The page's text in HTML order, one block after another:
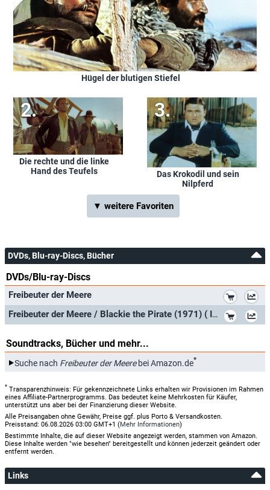
Hügel der blutigen Stiefel
Die rechte und die linke
Hand des Teufels
Das Krokodil und sein
Nilpferd
▼ weitere Favoriten
DVDs, Blu-ray-Discs, Bücher
DVDs/Blu-ray-Discs
Freibeuter der Meere
Freibeuter der Meere / Blackie the Pirate (1971) ( Il Corsaro nero ) [ Dänische Import ] (Blu-Ray)
Soundtracks, Bücher und mehr...
Suche nach Freibeuter der Meerebei Amazon.de*
* Transparenzhinweis: Für gekennzeichnete Links erhalten wir Provisionen im Rahmen
eines Affiliate-Partnerprogramms. Das bedeutet keine Mehrkosten für Käufer,
unterstützt uns aber bei der Finanzierung dieser Website.
Alle Preisangaben ohne Gewähr, Preise ggf. plus Porto & Versandkosten.
Preisstand: 06.08.2026 03:00 GMT+1 (Mehr Informationen)
Bestimmte Inhalte, die auf dieser Website angezeigt werden, stammen von Amazon.
Diese Inhalte werden "wie besehen" bereitgestellt und können jederzeit geändert oder
entfernt werden.
Links